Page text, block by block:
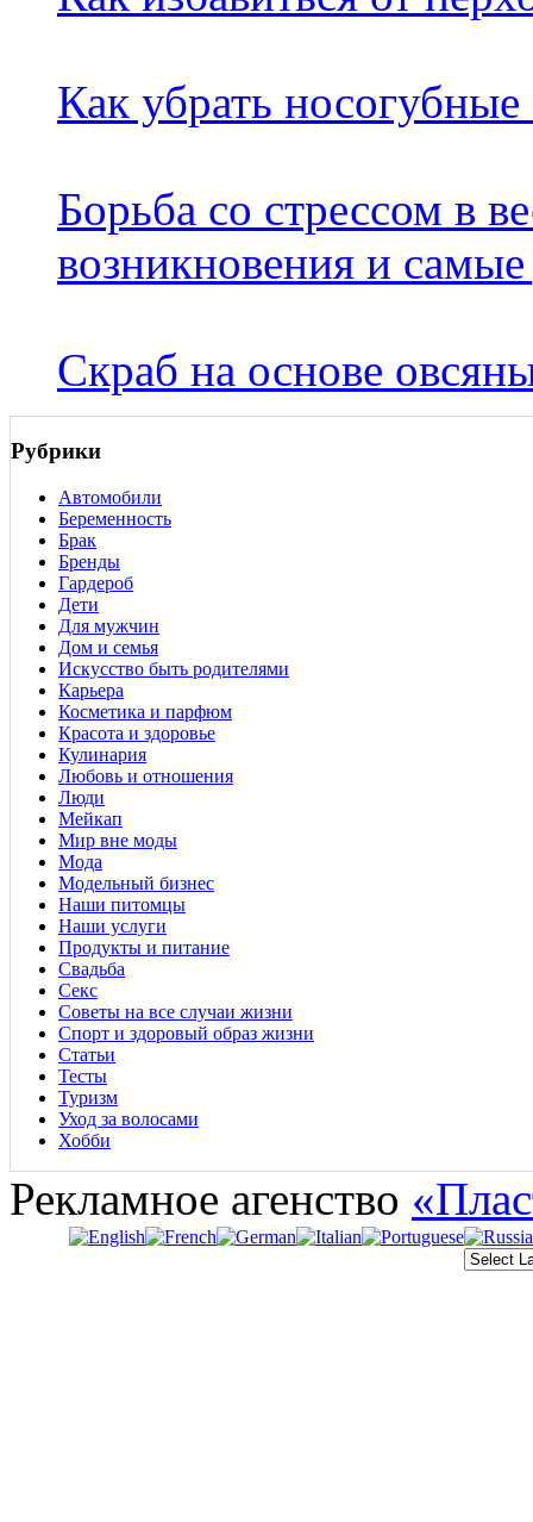
Как убрать
Борьба со стрессом в
возникновения и
Скраб на основе
Рубрики
Автомобили
Беременность
Брак
Бренды
Гардероб
Дети
Для мужчин
Дом и семья
Искусство быть родителями
Карьера
Косметика и парфюм
Красота и здоровье
Кулинария
Любовь и отношения
Люди
Мейкап
Мир вне моды
Мода
Модельный бизнес
Наши питомцы
Наши услуги
Продукты и питание
Свадьба
Секс
Советы на все случаи жизни
Спорт и здоровый образ жизни
Статьи
Тесты
Туризм
Уход за волосами
Хобби
Рекламное агенство